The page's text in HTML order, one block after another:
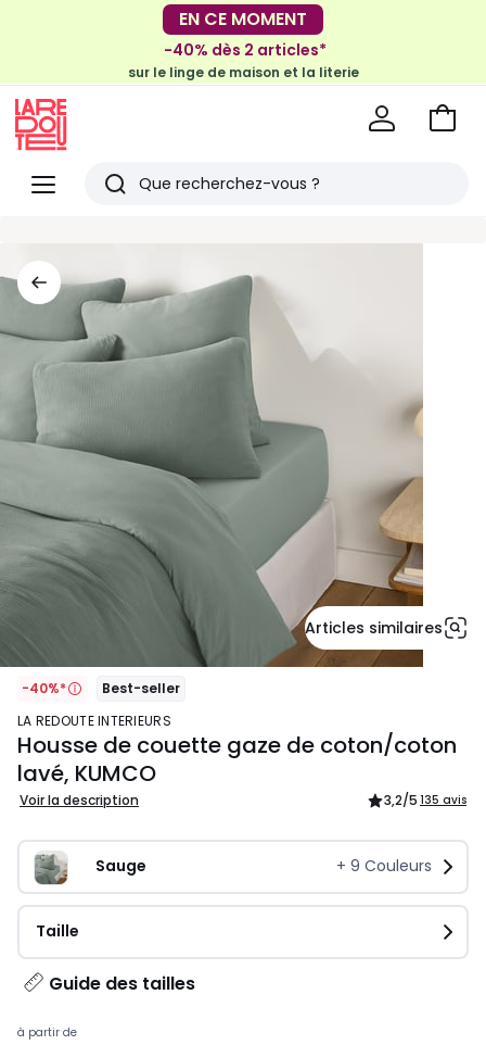
-30€ tous les 100€*
sur le meuble & la déco
EN CE MOMENT
-40% dès 2 articles*
sur le linge de maison et la literie
Menu
Redoute
Rechercher
vus
Voir
Articles similaires
-40%*
Best-seller
LA REDOUTE INTERIEURS
Housse de couette gaze de coton/coton
lavé, KUMCO
Voir la description 3,2/5 135 avis
Sauge + 9 Couleurs
Taille
Guide des tailles
Prix
à partir de